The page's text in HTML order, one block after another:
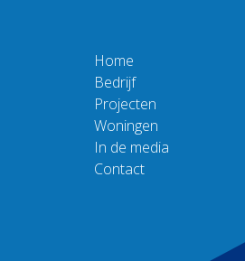
Home
Bedrijf
Projecten
Woningen
In de media
Contact